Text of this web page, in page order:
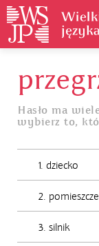
Hasło ma
wybierz to,
1. dziecko
2.
3. silnik